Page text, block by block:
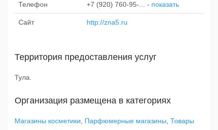
Телефон +7 (920) 760-95-... - показать
Сайт http://zna5.ru
Территория предоставления услуг
Тула.
Организация размещена в категориях
Магазины косметики Парфюмерные магазины Товары